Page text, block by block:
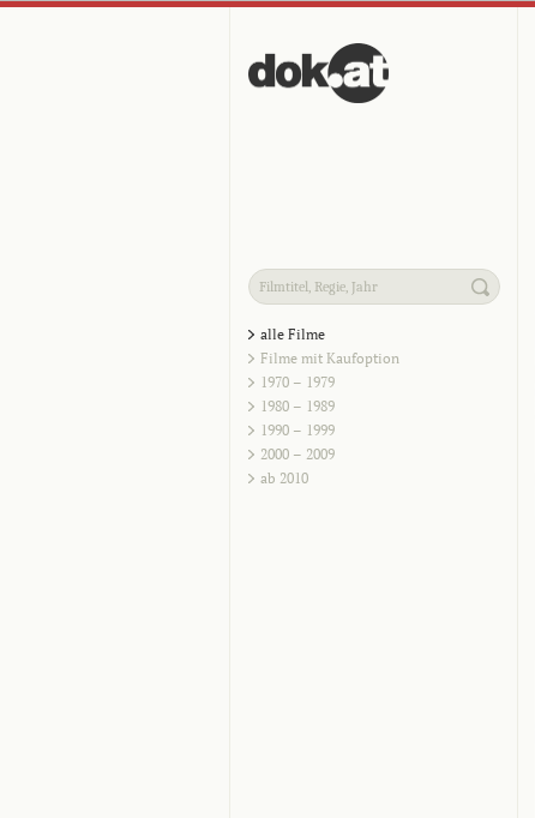
alle Filme
Filme mit Kaufoption
1970 – 1979
1980 – 1989
1990 – 1999
2000 – 2009
ab 2010